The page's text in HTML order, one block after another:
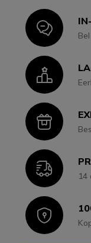
Icon
Icon
Icon
Icon14
Icon